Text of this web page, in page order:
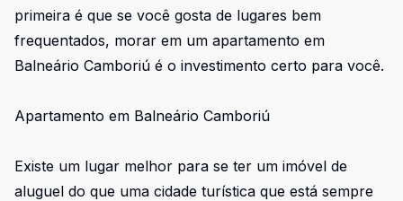
primeira é que se você gosta de lugares bem
frequentados, morar em um apartamento em
Balneário Camboriú é o investimento certo para você.
Apartamento em Balneário Camboriú
Existe um lugar melhor para se ter um imóvel de
aluguel do que uma cidade turística que está sempre